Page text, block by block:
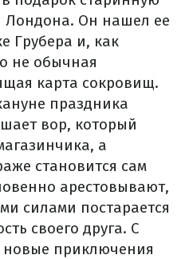
Лондона. Он нашел ее
Грубера и, как
не обычная
карта сокровищ.
праздника
вор, который
а
становится сам
арестовывают,
силами постарается
своего друга. С
новые приключения